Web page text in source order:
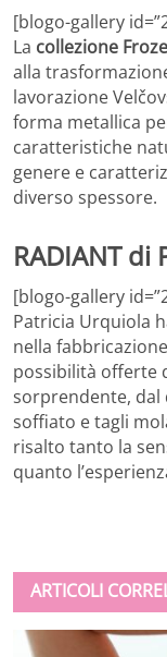
[blogo-gallery
La collezione
alla
lavorazione
forma metallica
caratteristiche
genere e
diverso spessore.
RADIANT
[blogo-gallery
Patricia Urquiola
nella
possibilità offerte
sorprendente, dal
soffiato e tagli
risalto tanto la
quanto
ARTICOLI